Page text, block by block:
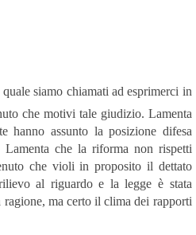
siamo chiamati ad esprimerci in
che motivi tale giudizio. Lamenta
hanno assunto la posizione difesa
Lamenta che la riforma non rispetti
che violi in proposito il dettato
al riguardo e la legge è stata
ma certo il clima dei rapporti